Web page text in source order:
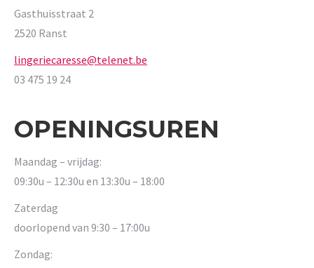
Gasthuisstraat 2
2520 Ranst
lingeriecaresse@telenet.be
03 475 19 24
OPENINGSUREN
Maandag – vrijdag:
09:30u – 12:30u en 13:30u – 18:00
Zaterdag
doorlopend van 9:30 – 17:00u
Zondag: